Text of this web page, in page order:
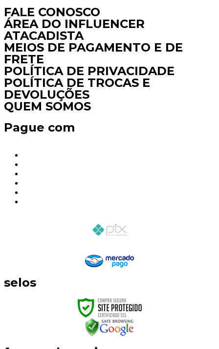
FALE CONOSCO
ÁREA DO INFLUENCER
ATACADISTA
MEIOS DE PAGAMENTO E DE
FRETE
POLÍTICA DE PRIVACIDADE
POLÍTICA DE TROCAS E
DEVOLUÇÕES
QUEM SOMOS
Pague com
selos